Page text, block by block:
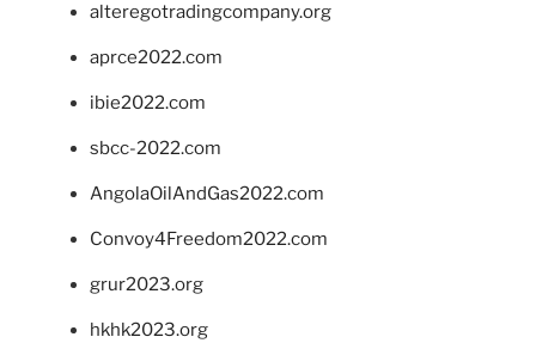
alteregotradingcompany.org
aprce2022.com
ibie2022.com
sbcc-2022.com
AngolaOilAndGas2022.com
Convoy4Freedom2022.com
grur2023.org
hkhk2023.org